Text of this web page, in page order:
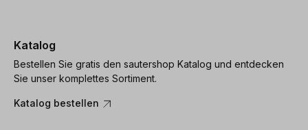
Katalog
Bestellen Sie gratis den sautershop Katalog und entdecken
Sie unser komplettes Sortiment.
Katalog bestellen